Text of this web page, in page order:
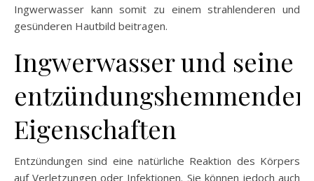
Ingwerwasser kann somit zu einem strahlenderen und
gesünderen Hautbild beitragen.
Ingwerwasser und seine
entzündungshemmenden
Eigenschaften
Entzündungen sind eine natürliche Reaktion des Körpers
auf Verletzungen oder Infektionen. Sie können jedoch auch